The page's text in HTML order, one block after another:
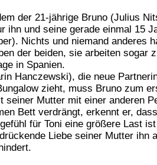
der 21-jährige Bruno (Julius
ihn und seine gerade einmal 15
Nichts und niemand anderes
der beiden, sie arbeiten sogar
in Spanien.
Hanczewski), die neue
zieht, muss Bruno zum
seiner Mutter mit einer anderen
Bett verdrängt, erkennt er,
für Toni eine größere Last
Liebe seiner Mutter ihn